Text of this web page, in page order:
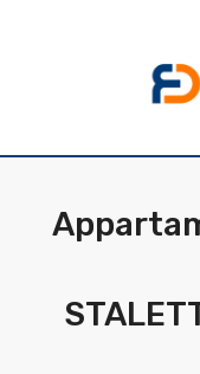
NOSTRA
Qualsiasi
Vendita